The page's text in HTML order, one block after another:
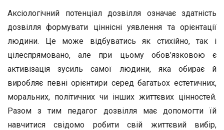
Аксіологічний потенціал дозвілля означає здатність
дозвілля формувати ціннісні уявлення та орієнтації
людини. Це може відбуватись як стихійно, так і
цілеспрямовано, але при цьому обов’язковою є
активізація зусиль самої людини, яка обирає й
виробляє певні орієнтири серед багатьох естетичних,
моральних, політичних чи інших життєвих цінностей.
Разом з тим педагог дозвілля має допомогти їй
навчитися свідомо робити свій життєвий вибір,